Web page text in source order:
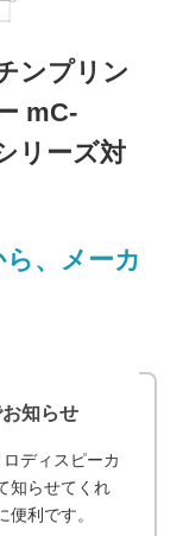
ンプリン
mC-
リーズ対
、メーカ
知らせ
ディスピーカ
知らせてくれ
利です。